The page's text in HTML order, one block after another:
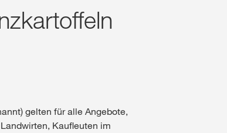
Soja
Fruchtfolge &
Alle Tools & Rechner
Investor Relations ↗
Studenten
Talent Community
gelten für alle Angebote,
Kaufleuten im